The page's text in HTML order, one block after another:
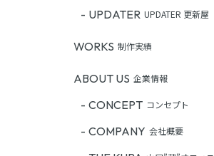
UPDATER UPDATER 更新屋
WORKS 制作実績
ABOUT US 企業情報
CONCEPT コンセプト
COMPANY 会社概要